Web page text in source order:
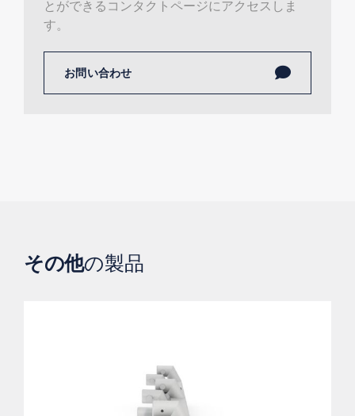
とができるコンタクトページにアクセスしま
す。
お問い合わせ
その他の製品